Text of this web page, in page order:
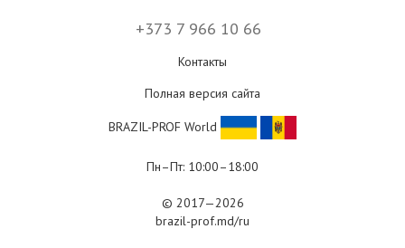
+373 7 966 10 66
Контакты
Полная версия сайта
BRAZIL-PROF World
Пн–Пт: 10:00–18:00
© 2017—2026
brazil-prof.md/ru